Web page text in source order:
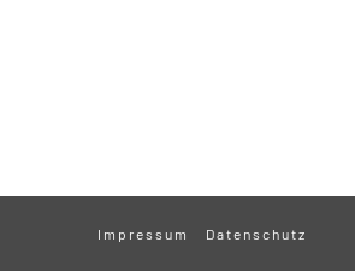
Impressum Datenschutz